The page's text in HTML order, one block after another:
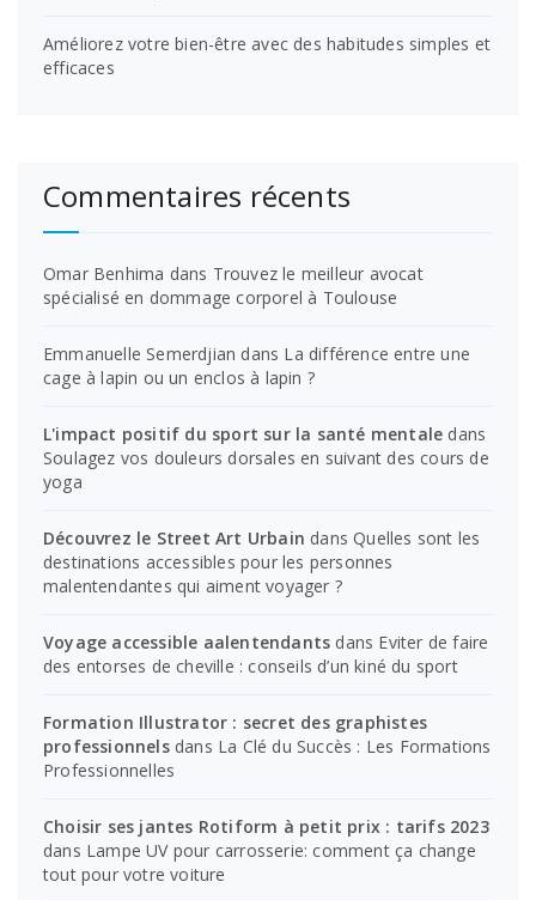
Améliorez votre bien-être avec des habitudes simples et
efficaces
Commentaires récents
Omar Benhima dans Trouvez le meilleur avocat
spécialisé en dommage corporel à Toulouse
Emmanuelle Semerdjian dans La différence entre une
cage à lapin ou un enclos à lapin ?
L'impact positif du sport sur la santé mentale dans
Soulagez vos douleurs dorsales en suivant des cours de
yoga
Découvrez le Street Art Urbain dansQuelles sont les
destinations accessibles pour les personnes
malentendantes qui aiment voyager ?
Voyage accessible aalentendants dans Eviter de faire
des entorses de cheville : conseils d’un kiné du sport
Formation Illustrator : secret des graphistes
professionnelsdans La Clé du Succès : Les Formations
Professionnelles
Choisir ses jantes Rotiform à petit prix : tarifs 2023
dans Lampe UV pour carrosserie: comment ça change
tout pour votre voiture